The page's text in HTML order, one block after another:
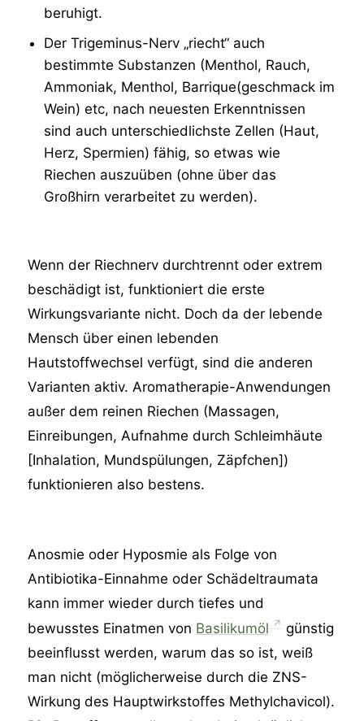
beruhigt.
Der Trigeminus-Nerv „riecht“ auch
bestimmte Substanzen (Menthol, Rauch,
Ammoniak, Menthol, Barrique(geschmack im
Wein) etc, nach neuesten Erkenntnissen
sind auch unterschiedlichste Zellen (Haut,
Herz, Spermien) fähig, so etwas wie
Riechen auszuüben (ohne über das
Großhirn verarbeitet zu werden).
Wenn der Riechnerv durchtrennt oder extrem
beschädigt ist, funktioniert die erste
Wirkungsvariante nicht. Doch da der lebende
Mensch über einen lebenden
Hautstoffwechsel verfügt, sind die anderen
Varianten aktiv. Aromatherapie-Anwendungen
außer dem reinen Riechen (Massagen,
Einreibungen, Aufnahme durch Schleimhäute
[Inhalation, Mundspülungen, Zäpfchen])
funktionieren also bestens.
Anosmie oder Hyposmie als Folge von
Antibiotika-Einnahme oder Schädeltraumata
kann immer wieder durch tiefes und
bewusstes Einatmen von Basilikumöl
günstig
beeinflusst werden, warum das so ist, weiß
man nicht (möglicherweise durch die ZNS-
Wirkung des Hauptwirkstoffes Methylchavicol).